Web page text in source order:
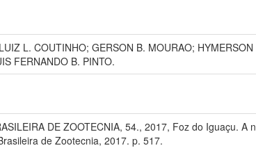
L. COUTINHO; GERSON B. MOURAO;
FERNANDO B. PINTO.
DE ZOOTECNIA, 54., 2017, Foz do Iguaçu.
de Zootecnia, 2017. p. 517.